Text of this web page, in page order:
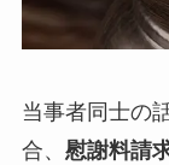
当事者同士の
合、 慰謝料請